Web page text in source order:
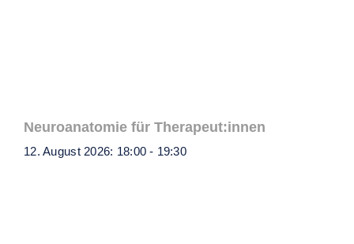
Neuroanatomie für Therapeut:innen
12. August 2026: 18:00 - 19:30